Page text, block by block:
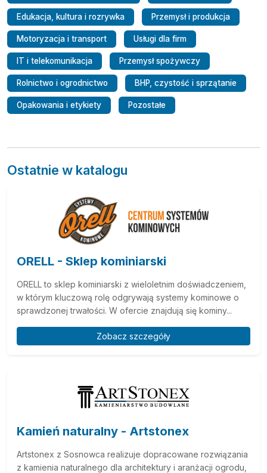
Edukacja, kultura i rozrywka Przemysł i produkcja
Motoryzacja i transport Usługi dla firm
IT i telekomunikacja Przemysł spożywczy
Rolnictwo i ogrodnictwo BHP, czystość i sprzątanie
Opakowania i etykiety Pozostałe
Ostatnie w katalogu
ORELL - Sklep kominiarski
ORELL to sklep kominiarski z wieloletnim doświadczeniem,
w którym kluczową rolę odgrywają systemy kominowe o
sprawdzonej trwałości. W ofercie znajdują się kominy...
Zobacz szczegóły
Kamień naturalny - Artstonex
Artstonex z Sosnowca realizuje dopracowane rozwiązania
z kamienia naturalnego dla architektury i aranżacji ogrodu,